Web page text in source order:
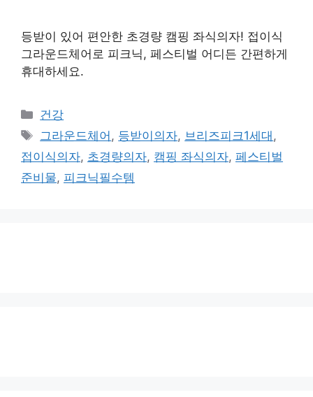
등받이 있어 편안한 초경량 캠핑 좌식의자! 접이식
그라운드체어로 피크닉, 페스티벌 어디든 간편하게
휴대하세요.
카
테
리
건강
태
그
그라운드체어 , 등받이의자, 브리즈피크1세대 ,
접이식의자, 초경량의자, 캠핑 좌식의자, 페스티벌
준비물, 피크닉필수템